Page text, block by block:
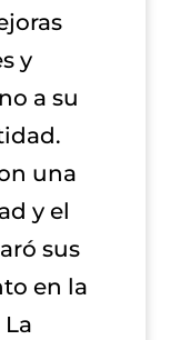
y
a su
una
y el
sus
en la